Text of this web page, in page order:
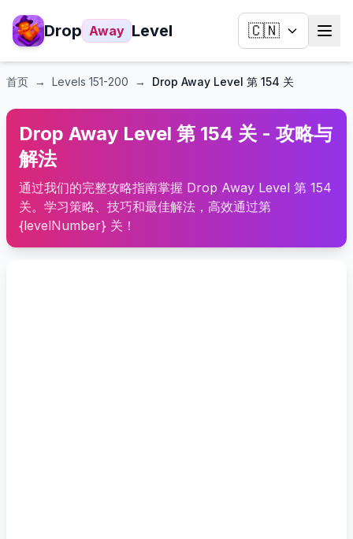
Drop Away Level 🇨🇳
首页 → Levels 151-200 → Drop Away Level 第 154 关
Drop Away Level 第 154 关 - 攻略与
解法
通过我们的完整攻略指南掌握 Drop Away Level 第 154
关。学习策略、技巧和最佳解法，高效通过第
{levelNumber} 关！